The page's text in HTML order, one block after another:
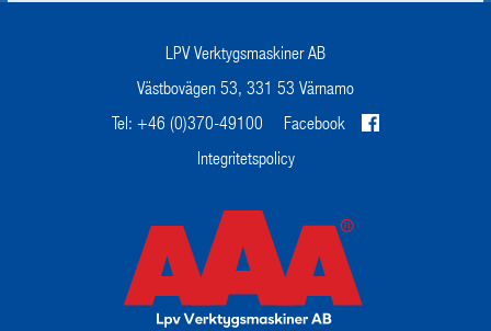
LPV Verktygsmaskiner AB
Västbovägen 53, 331 53 Värnamo
Tel: +46 (0)370-49100
Facebook
Integritetspolicy